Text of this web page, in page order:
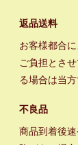
返品送料
お客様都合
ご負担とさ
る場合は当
不良品
商品到着後